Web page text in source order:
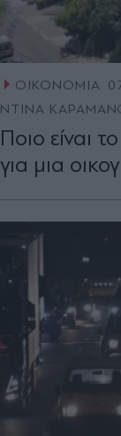
ΟΙΚΟΝΟΜΙΑ
ΝΤΙΝΑ
Ποιο είναι
για μια